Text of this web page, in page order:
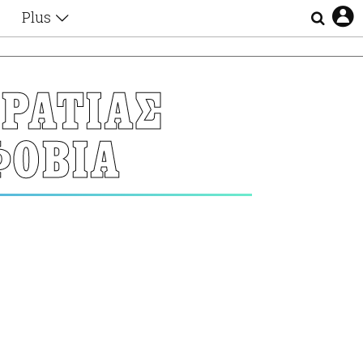
Plus
Αφιερώματα
Ζώδια
Εξομολογήσεις
Blogs
Οι Αθηναίοι
Απώλειες